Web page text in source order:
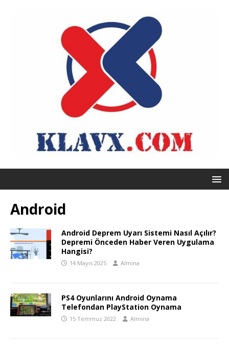
Android
Android Deprem Uyarı Sistemi Nasıl Açılır?
Depremi Önceden Haber Veren Uygulama
Hangisi?
14 Mayıs 2025 Almina
PS4 Oyunlarını Android Oynama
Telefondan PlayStation Oynama
15 Temmuz 2022 Almina